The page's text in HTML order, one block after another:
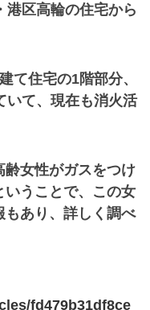
港区高輪の住宅から
て住宅の1階部分、
いて、現在も消火活
女性がガスをつけ
いうことで、この女
あり、詳しく調べ
fd479b31df8ce